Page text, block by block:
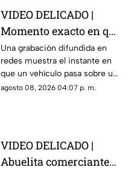
VIDEO DELICADO |
Momento exacto en que
camioneta atropella a
un perro y conductor
escapa
Una grabación difundida en
redes muestra el instante en
que un vehículo pasa sobre un
perro y continúa su camino sin
agosto 08, 2026 04:07 p. m.
VIDEO DELICADO |
Abuelita comerciante